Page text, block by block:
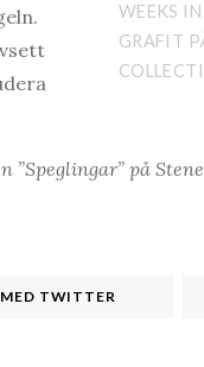
WEEKS
GRAFIT
på
TWITTER